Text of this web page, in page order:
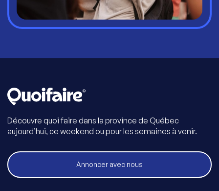
Découvre quoi faire dans la province de Québec
aujourd’hui, ce weekend ou pour les semaines à venir.
Annoncer avec nous